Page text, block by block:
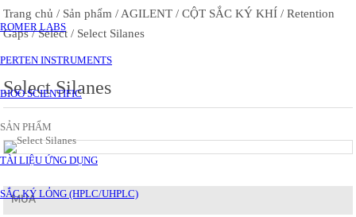
ROMER LABS
PERTEN INSTRUMENTS
BIOO SCIENTIFIC
SẢN PHẨM
TÀI LIỆU ỨNG DỤNG
SẮC KÝ LỎNG (HPLC/UHPLC)
Trang chủ / Sản phẩm / AGILENT / CỘT SẮC KÝ KHÍ / Retention
Gaps/ Select / Select Silanes
Select Silanes
MUA